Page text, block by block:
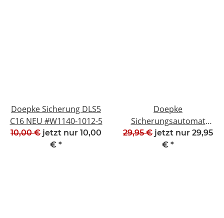
Doepke Sicherung DLS5
C16 NEU #W1140-1012-5
10,00 € jetzt nur 10,00
€ *
Doepke
Sicherungsautomat
Leistungsschutzschalter
DLS 5 C20 2 Polig
29,95 € jetzt nur 29,95
€ *